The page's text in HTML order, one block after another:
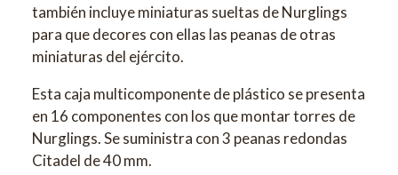
también incluye miniaturas sueltas de Nurglings
para que decores con ellas las peanas de otras
miniaturas del ejército.
Esta caja multicomponente de plástico se presenta
en 16 componentes con los que montar torres de
Nurglings. Se suministra con 3 peanas redondas
Citadel de 40 mm.